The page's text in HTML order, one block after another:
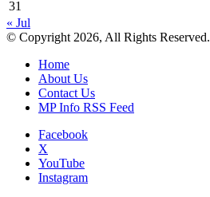
31
« Jul
© Copyright 2026, All Rights Reserved.
Home
About Us
Contact Us
MP Info RSS Feed
Facebook
X
YouTube
Instagram